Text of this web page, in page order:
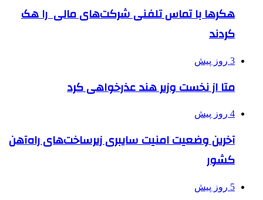
هکرها با تماس تلفنی شرکت‌های مالی را هک
کردند
3 روز پیش
متا از نخست وزیر هند عذرخواهی کرد
4 روز پیش
آخرین وضعیت امنیت سایبری زیرساخت‌های راه‌آهن
کشور
5 روز پیش